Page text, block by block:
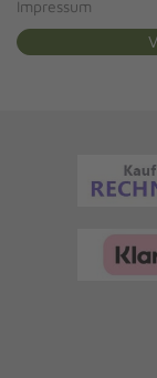
Impressum